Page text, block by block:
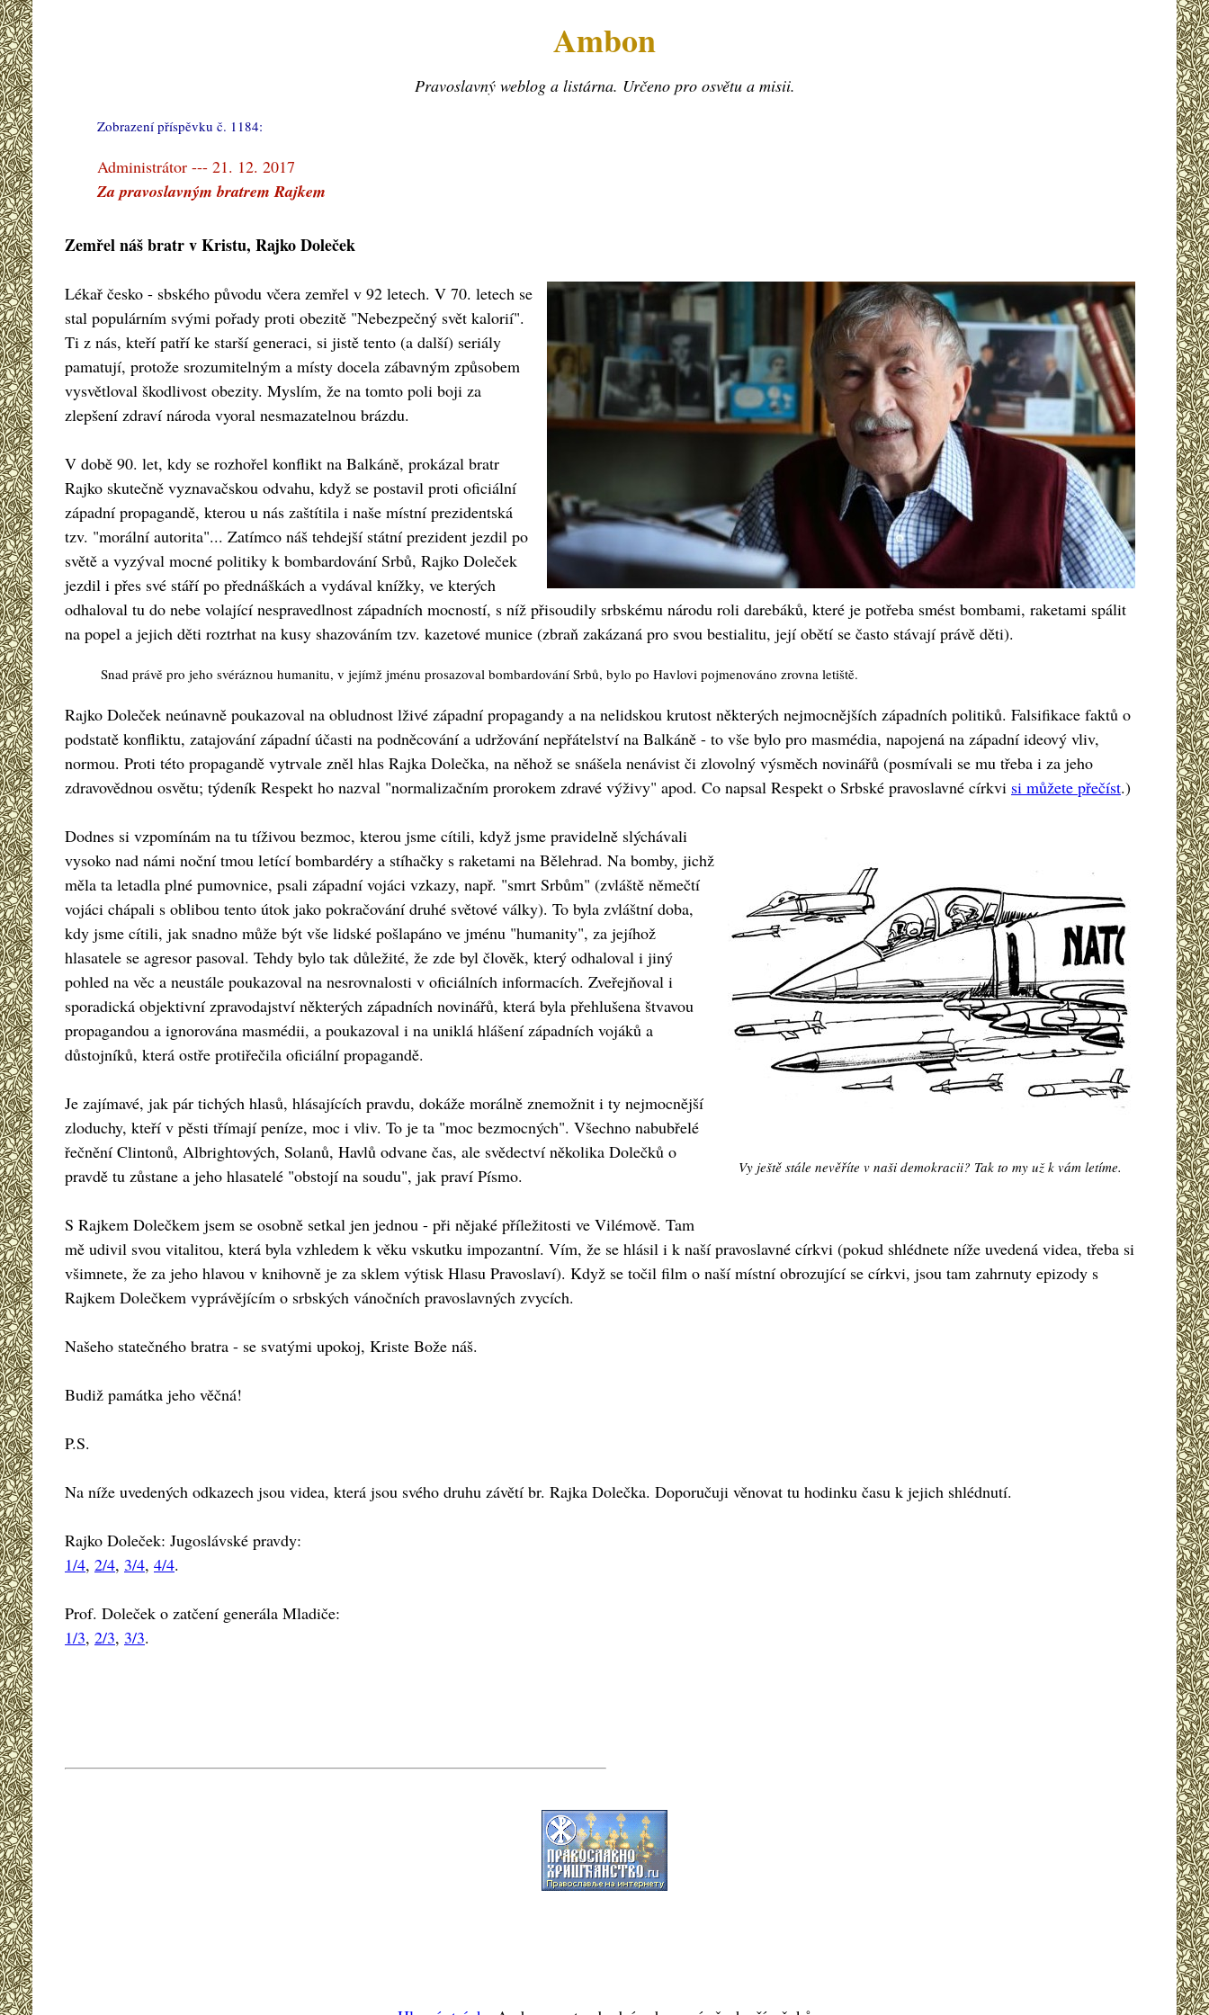
Ambon
Pravoslavný weblog a listárna. Určeno pro osvětu a misii.
Zobrazení příspěvku č. 1184:
Administrátor --- 21. 12. 2017
Za pravoslavným bratrem Rajkem
Zemřel náš bratr v Kristu, Rajko Doleček
Lékař česko - sbského původu včera zemřel v 92 letech. V 70. letech se
stal populárním svými pořady proti obezitě "Nebezpečný svět kalorií".
Ti z nás, kteří patří ke starší generaci, si jistě tento (a další) seriály
pamatují, protože srozumitelným a místy docela zábavným způsobem
vysvětloval škodlivost obezity. Myslím, že na tomto poli boji za
zlepšení zdraví národa vyoral nesmazatelnou brázdu.
V době 90. let, kdy se rozhořel konflikt na Balkáně, prokázal bratr
Rajko skutečně vyznavačskou odvahu, když se postavil proti oficiální
západní propagandě, kterou u nás zaštítila i naše místní prezidentská
tzv. "morální autorita"... Zatímco náš tehdejší státní prezident jezdil po
světě a vyzýval mocné politiky k bombardování Srbů, Rajko Doleček
jezdil i přes své stáří po přednáškách a vydával knížky, ve kterých
odhaloval tu do nebe volající nespravedlnost západních mocností, s níž přisoudily srbskému národu roli darebáků, které je potřeba smést bombami, raketami spálit
na popel a jejich děti roztrhat na kusy shazováním tzv. kazetové munice (zbraň zakázaná pro svou bestialitu, její obětí se často stávají právě děti).
Snad právě pro jeho svéráznou humanitu, v jejímž jménu prosazoval bombardování Srbů, bylo po Havlovi pojmenováno zrovna letiště.
Rajko Doleček neúnavně poukazoval na obludnost lživé západní propagandy a na nelidskou krutost některých nejmocnějších západních politiků. Falsifikace faktů o
podstatě konfliktu, zatajování západní účasti na podněcování a udržování nepřátelství na Balkáně - to vše bylo pro masmédia, napojená na západní ideový vliv,
normou. Proti této propagandě vytrvale zněl hlas Rajka Dolečka, na něhož se snášela nenávist či zlovolný výsměch novinářů (posmívali se mu třeba i za jeho
zdravovědnou osvětu; týdeník Respekt ho nazval "normalizačním prorokem zdravé výživy" apod. Co napsal Respekt o Srbské pravoslavné církvi si můžete přečíst.)
Vy ještě stále nevěříte v naši demokracii? Tak to my už k vám letíme.
Dodnes si vzpomínám na tu tíživou bezmoc, kterou jsme cítili, když jsme pravidelně slýchávali
vysoko nad námi noční tmou letící bombardéry a stíhačky s raketami na Bělehrad. Na bomby, jichž
měla ta letadla plné pumovnice, psali západní vojáci vzkazy, např. "smrt Srbům" (zvláště němečtí
vojáci chápali s oblibou tento útok jako pokračování druhé světové války). To byla zvláštní doba,
kdy jsme cítili, jak snadno může být vše lidské pošlapáno ve jménu "humanity", za jejíhož
hlasatele se agresor pasoval. Tehdy bylo tak důležité, že zde byl člověk, který odhaloval i jiný
pohled na věc a neustále poukazoval na nesrovnalosti v oficiálních informacích. Zveřejňoval i
sporadická objektivní zpravodajství některých západních novinářů, která byla přehlušena štvavou
propagandou a ignorována masmédii, a poukazoval i na uniklá hlášení západních vojáků a
důstojníků, která ostře protiřečila oficiální propagandě.
Je zajímavé, jak pár tichých hlasů, hlásajících pravdu, dokáže morálně znemožnit i ty nejmocnější
zloduchy, kteří v pěsti třímají peníze, moc i vliv. To je ta "moc bezmocných". Všechno nabubřelé
řečnění Clintonů, Albrightových, Solanů, Havlů odvane čas, ale svědectví několika Dolečků o
pravdě tu zůstane a jeho hlasatelé "obstojí na soudu", jak praví Písmo.
S Rajkem Dolečkem jsem se osobně setkal jen jednou - při nějaké příležitosti ve Vilémově. Tam
mě udivil svou vitalitou, která byla vzhledem k věku vskutku impozantní. Vím, že se hlásil i k naší pravoslavné církvi (pokud shlédnete níže uvedená videa, třeba si
všimnete, že za jeho hlavou v knihovně je za sklem výtisk Hlasu Pravoslaví). Když se točil film o naší místní obrozující se církvi, jsou tam zahrnuty epizody s
Rajkem Dolečkem vyprávějícím o srbských vánočních pravoslavných zvycích.
Našeho statečného bratra - se svatými upokoj, Kriste Bože náš.
Budiž památka jeho věčná!
P.S.
Na níže uvedených odkazech jsou videa, která jsou svého druhu závětí br. Rajka Dolečka. Doporučuji věnovat tu hodinku času k jejich shlédnutí.
Rajko Doleček: Jugoslávské pravdy:
1/4, 2/4, 3/4, 4/4.
Prof. Doleček o zatčení generála Mladiče:
1/3, 2/3, 3/3.